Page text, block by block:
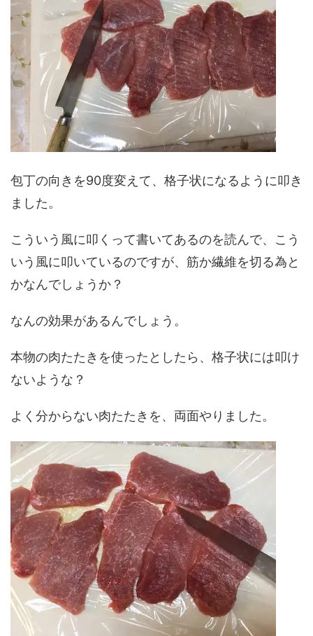
包丁の向きを90度変えて、格子状になるように叩き
ました。
こういう風に叩くって書いてあるのを読んで、こう
いう風に叩いているのですが、筋か繊維を切る為と
かなんでしょうか？
なんの効果があるんでしょう。
本物の肉たたきを使ったとしたら、格子状には叩け
ないような？
よく分からない肉たたきを、両面やりました。